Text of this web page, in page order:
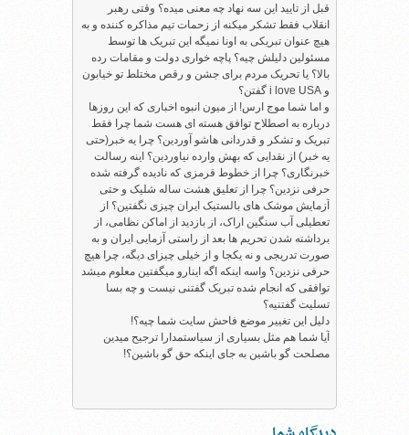
قبل از تایید این سه نهاد چه معنی میده؟ وقتی رهبر
انقلاب فقط تشکر میکنه از زحمات تیم مذاکره کننده و به
هیچ عنوان تبریکی به اونا نمیگه این تبریک ها توسط
مسئولین دلیلش چیه؟ پاچه خواری دولت و مقامات رده
بالا؟ یا تحریک مردم برای جشن و رقص مختلط تو خیابون
و i love USA گفتن؟
و اما شما موج ارس! از میون انبوه اخباری که این روزها
درباره به اصطلاح توافق هسته ای هست شما چرا فقط
تبریک و تشکر و قدردانی هاشو آوردین؟ چرا یه خبر(حتی
یه خبر) از نقدایی که بهش وارده نیاوردین؟ اینه رسالت
خبرنگاری؟ چرا از خطوط قرمزی که نادیده گرفته شده
حرفی نزدین؟ چرا از تعلیق هشت ساله شلیک و حتی
آزمایش موشک های بالستیک ایران چیزی نگفتین؟ از
تعطیلی آب سنگین اراک، از بازدید از اماکن نظامی، از
برداشته شدن تحریم ها بعد از راستی آزمایی ایران و به
صورت تدریجی و نه یکجا و از خیلی چیزای دیگه، چرا هیچ
حرفی نزدین؟ واسه اینکه اگه اینارو میگفتین معلوم میشد
توافقی که انجام شده تبریک گفتنی نیست و چه بسا
تسلیت گفتنیه؟
دلیل این تغییر موضع فاحش سایت شما چیه؟!
آیا شما هم مثل بسیاری از سیاستمدارا ترجیح میدین
مصلحت گو باشین به جای اینکه حق گو باشین؟!